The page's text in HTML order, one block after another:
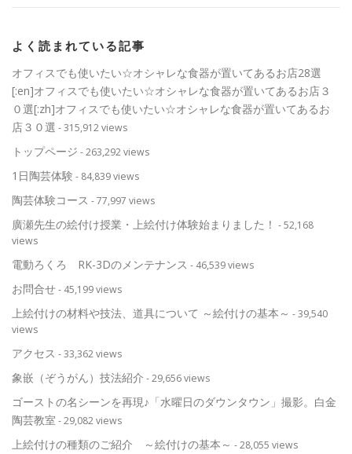
よく読まれている記事
オフィスでも使いたい☆オシャレな食器が置いてあるお店28選
[:en]オフィスでも使いたい☆オシャレな食器が置いてあるお店３
０選[:zh]オフィスでも使いたい☆オシャレな食器が置いてあるお
店３０選 - 315,912 views
トップページ - 263,292 views
1日陶芸体験 - 84,839 views
陶芸体験コース - 77,997 views
廣瀬先生の絵付け授業・上絵付け体験始まりました！ - 52,168
views
電動ろくろ RK-3Dのメンテナンス - 46,539 views
お問合せ- 45,199 views
上絵付けの材料や技法、道具について ～絵付けの基本～ - 39,540
views
アクセス - 33,362 views
象嵌（ぞうがん）技法紹介 - 29,656 views
ゴーストの名シーンを再現♪「水曜日のダウンタウン」撮影。白金
陶芸教室 - 29,082 views
上絵付けの種類のご紹介 ～絵付けの基本～ - 28,055 views